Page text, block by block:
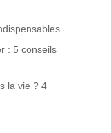
: 5 conseils
la vie ? 4